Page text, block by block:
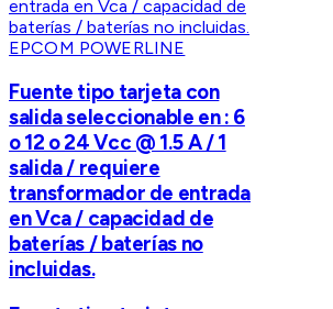
EPCOM POWERLINE
Fuente tipo tarjeta con
salida seleccionable en : 6
o 12 o 24 Vcc @ 1.5 A / 1
salida / requiere
transformador de entrada
en Vca / capacidad de
baterías / baterías no
incluidas.